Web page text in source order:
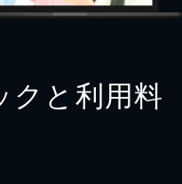
クと利用料